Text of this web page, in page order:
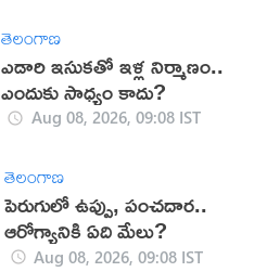
తెలంగాణ
ఎడారి ఇసుకతో ఇళ్ల నిర్మాణం..
ఎందుకు సాధ్యం కాదు?
Aug 08, 2026, 09:08 IST
తెలంగాణ
పెరుగులో ఉప్పు, పంచదార..
ఆరోగ్యానికి ఏది మేలు?
Aug 08, 2026, 09:08 IST